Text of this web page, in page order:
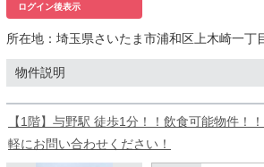
ログイン後表示
所在地： 埼玉県さいたま市浦和区上木崎一丁
物件説明
【1階】与野駅 徒歩1分！！飲食可能物件！
軽にお問い合わせください！